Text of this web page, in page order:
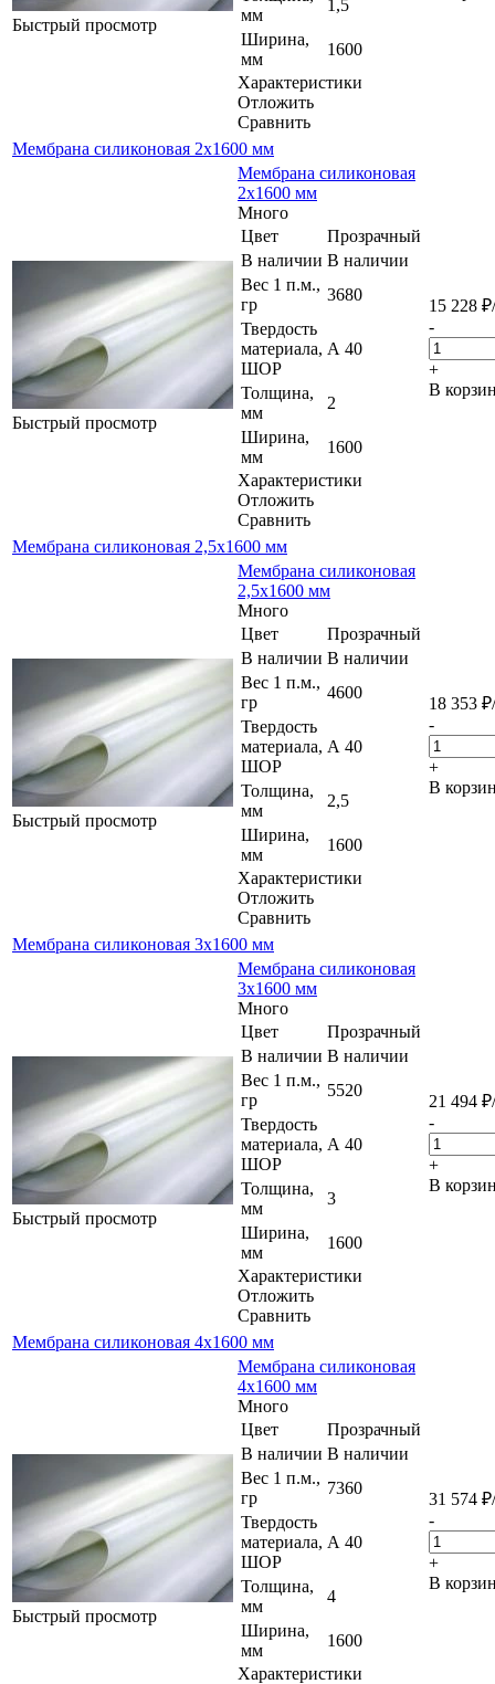
Быстрый просмотр
мм
1,5
Ширина,
мм
1600
Характеристики
Отложить
Сравнить
Мембрана силиконовая 2х1600 мм
Быстрый просмотр
Мембрана силиконовая
2х1600 мм
Много
Цвет
Прозрачный
В наличии В наличии
Вес 1 п.м.,
гр
3680
Твердость
материала,
ШОР
А 40
Толщина,
мм
2
Ширина,
мм
1600
Характеристики
Отложить
Сравнить
15 228 ₽
-
+
В
Мембрана силиконовая 2,5х1600 мм
Быстрый просмотр
Мембрана силиконовая
2,5х1600 мм
Много
Цвет
Прозрачный
В наличии В наличии
Вес 1 п.м.,
гр
4600
Твердость
материала,
ШОР
А 40
Толщина,
мм
2,5
Ширина,
мм
1600
Характеристики
Отложить
Сравнить
18 353 ₽
-
+
В
Мембрана силиконовая 3х1600 мм
Быстрый просмотр
Мембрана силиконовая
3х1600 мм
Много
Цвет
Прозрачный
В наличии В наличии
Вес 1 п.м.,
гр
5520
Твердость
материала,
ШОР
А 40
Толщина,
мм
3
Ширина,
мм
1600
Характеристики
Отложить
Сравнить
21 494 ₽
-
+
В
Мембрана силиконовая 4х1600 мм
Быстрый просмотр
Мембрана силиконовая
4х1600 мм
Много
Цвет
Прозрачный
В наличии В наличии
Вес 1 п.м.,
гр
7360
Твердость
материала,
ШОР
А 40
Толщина,
мм
4
Ширина,
мм
1600
Характеристики
31 574 ₽
-
+
В